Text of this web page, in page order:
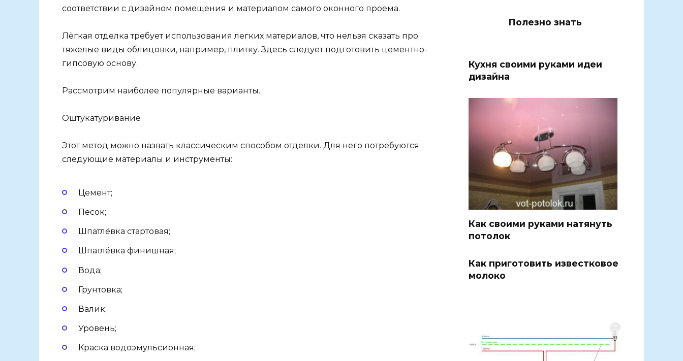
соответствии с дизайном помещения и материалом самого оконного проема.
Лёгкая отделка требует использования легких материалов, что нельзя сказать про
тяжелые виды облицовки, например, плитку. Здесь следует подготовить цементно-
гипсовую основу.
Рассмотрим наиболее популярные варианты.
Оштукатуривание
Этот метод можно назвать классическим способом отделки. Для него потребуются
следующие материалы и инструменты:
Цемент;
Песок;
Шпатлёвка стартовая;
Шпатлёвка финишная;
Вода;
Грунтовка;
Валик;
Уровень;
Краска водоэмульсионная;
Полезно знать
Кухня своими руками идеи
дизайна
Как своими руками натянуть
потолок
Как приготовить известковое
молоко